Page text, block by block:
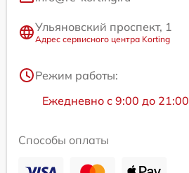
Ульяновский проспект, 1
Адрес сервисного центра Korting
Режим работы:
Ежедневно с 9:00 до 21:00
Способы оплаты